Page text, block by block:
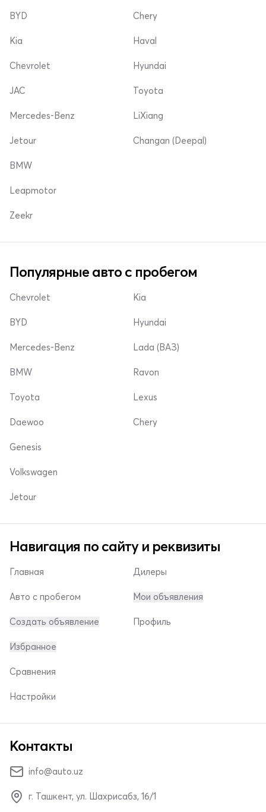
BYD
Kia
Chevrolet
Chery
Haval
Hyundai
JAC
Mercedes-Benz
Jetour
Toyota
LiXiang
Changan (Deepal)
BMW
Leapmotor
Zeekr
Популярные авто с пробегом
Chevrolet
BYD
Mercedes-Benz
Kia
Hyundai
Lada (ВАЗ)
BMW
Toyota
Daewoo
Ravon
Lexus
Chery
Genesis
Volkswagen
Jetour
Навигация по сайту и реквизиты
Главная
Авто с пробегом
Создать объявление
Дилеры
Мои объявления
Профиль
Избранное
Сравнения
Настройки
Контакты
info@auto.uz
г. Ташкент, ул. Шахрисабз, 16/1